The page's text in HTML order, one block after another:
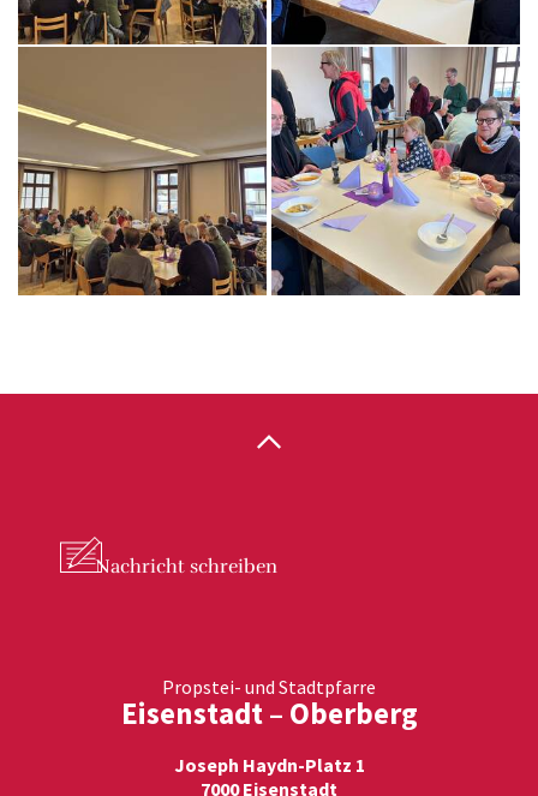
Nachricht schreiben
Propstei- und Stadtpfarre
Eisenstadt – Oberberg
Joseph Haydn-Platz 1
7000 Eisenstadt